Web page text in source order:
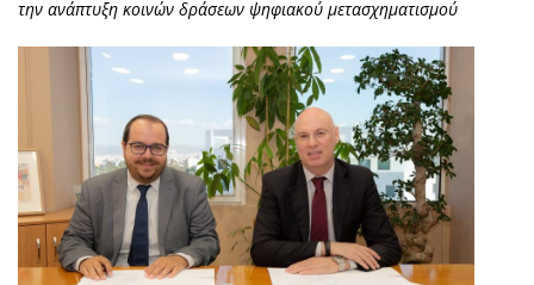
την ανάπτυξη κοινών δράσεων ψηφιακού μετασχηματισμού